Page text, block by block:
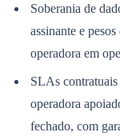
Soberania de
assinante e
operadora em
SLAs
operadora
fechado, com